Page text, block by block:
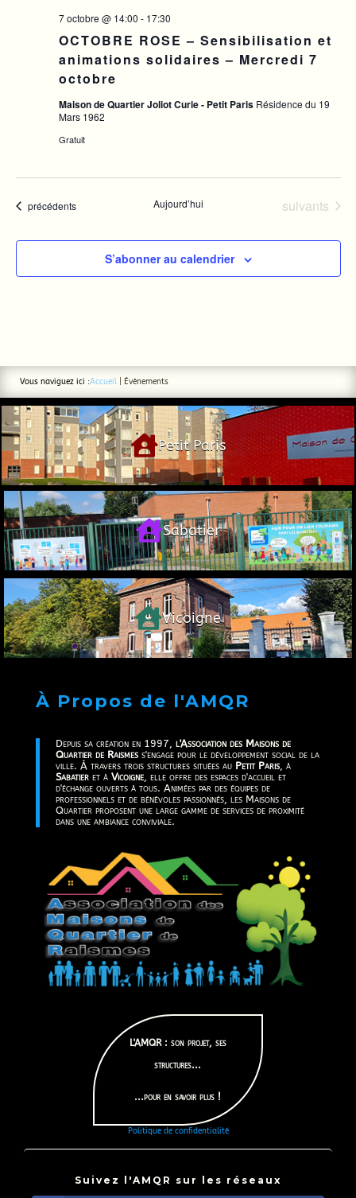
OCTOBRE ROSE – Sensibilisation et
animations solidaires – Mercredi 7
octobre
7 octobre @ 14:00 - 17:30
Maison de Quartier Joliot Curie - Petit Paris Résidence du 19
Mars 1962
Gratuit
Évènements
précédents Aujourd’hui Évènements
suivants
S’abonner au calendrier
Vous naviguez ici :Accueil| Évènements
Petit Paris
Sabatier
Vicoigne
À Propos de l'AMQR
Depuis sa création en 1997, l'Association des Maisons de
Quartier de Raismes s'engage pour le développement social de la
ville. À travers trois structures situées au Petit Paris, à
Sabatier et à Vicoigne, elle offre des espaces d'accueil et
d'échange ouverts à tous. Animées par des équipes de
professionnels et de bénévoles passionnés, les Maisons de
Quartier proposent une large gamme de services de proximité
dans une ambiance conviviale.
L'AMQR : son projet, ses
structures...
...pour en savoir plus !
Politique de confidentialité
Suivez l'AMQR sur les réseaux